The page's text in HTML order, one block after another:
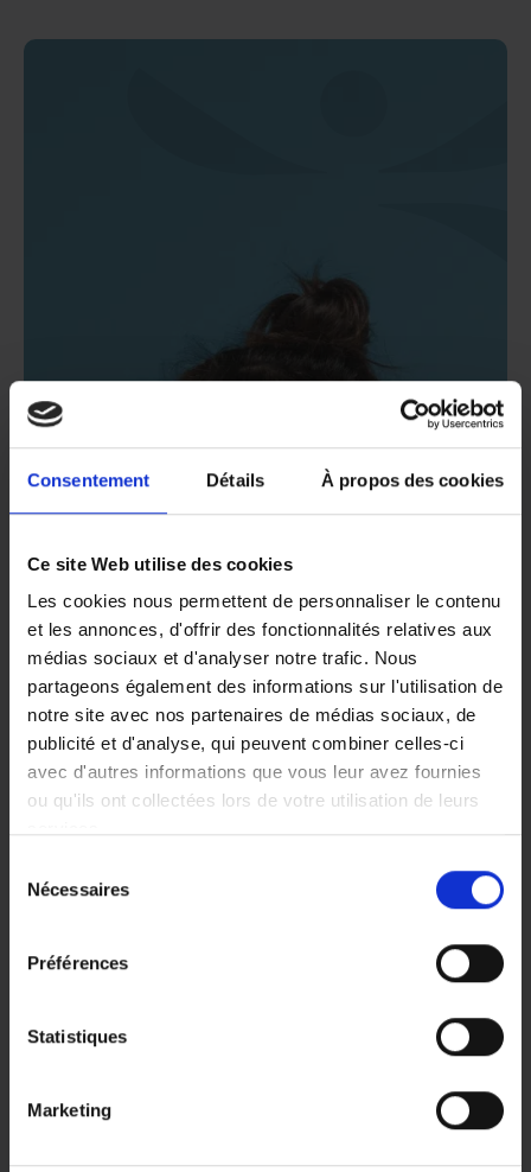
Consentement Détails À propos des cookies
Ce site Web utilise des cookies
Les cookies nous permettent de personnaliser le contenu
et les annonces, d'offrir des fonctionnalités relatives aux
médias sociaux et d'analyser notre trafic. Nous
partageons également des informations sur l'utilisation de
notre site avec nos partenaires de médias sociaux, de
publicité et d'analyse, qui peuvent combiner celles-ci
avec d'autres informations que vous leur avez fournies
ou qu'ils ont collectées lors de votre utilisation de leurs
Vous pouvez librement donner, refuser ou retirer votre
consentement en sélectionnant les finalités ci-dessous.
cliquant sur le lien «
» en bas de
Nécessaires
Préférences
Statistiques
Marketing